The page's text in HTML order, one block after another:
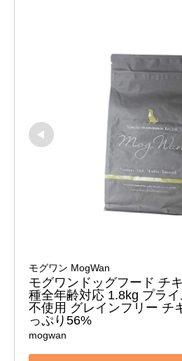
モグワン MogWan
モグワンドッグフード チ
種全年齢対応 1.8kg プラ
不使用 グレインフリー チ
っぷり56%
mogwan